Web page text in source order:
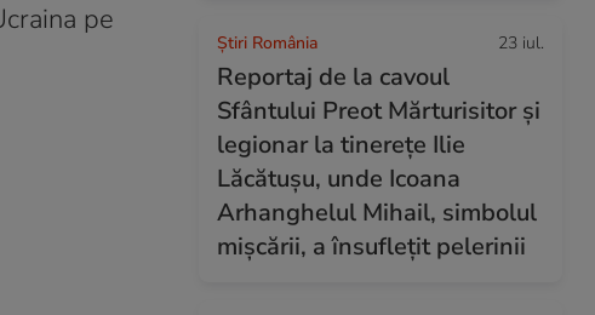
pe
Știri România 23 iul.
Reportaj de la cavoul
Sfântului Preot Mărturisitor și
legionar la tinerețe Ilie
Lăcătușu, unde Icoana
Arhanghelul Mihail, simbolul
mișcării, a însuflețit pelerinii